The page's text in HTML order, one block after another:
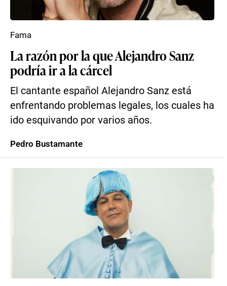
La razón por la que Alejandro Sanz
podría ir a la cárcel
El cantante español Alejandro Sanz está
enfrentando problemas legales, los cuales ha
ido esquivando por varios años.
Fama
Pedro Bustamante